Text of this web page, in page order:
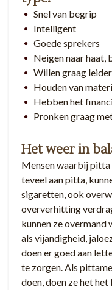
Snel van begrip
Intelligent
Goede sprekers
Neigen naar haat,
Willen graag
Houden van
Hebben het
Pronken graag
Het weer in
Mensen waarbij pitta
teveel aan pitta,
sigaretten, ook
oververhitting
kunnen ze overmand
als vijandigheid,
doen er goed aan
te zorgen. Als
doen, doen ze het